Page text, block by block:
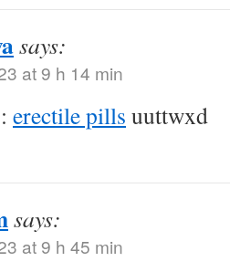
says:
at 9 h 14 min
erectile pills uuttwxd
says:
at 9 h 45 min